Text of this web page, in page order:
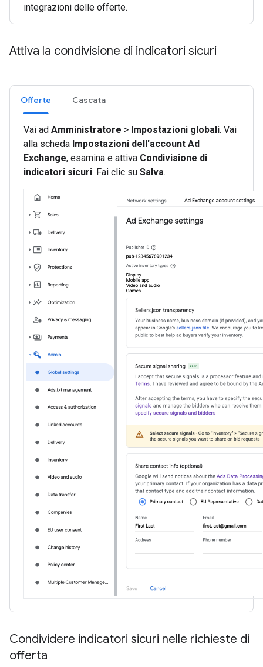
integrazioni delle offerte.
Attiva la condivisione di indicatori sicuri
Offerte Cascata
Vai ad Amministratore > Impostazioni globali. Vai
alla scheda Impostazioni dell'account Ad
Exchange, esamina e attiva Condivisione di
indicatori sicuri. Fai clic su Salva.
Condividere indicatori sicuri nelle richieste di
offerta